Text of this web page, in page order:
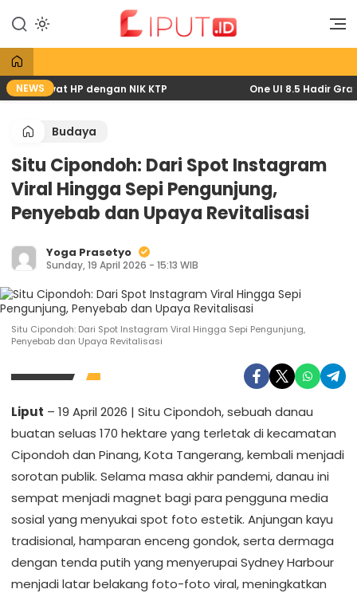
konten
Liput
Liputan Digital
NEWS
lewat HP dengan NIK KTP One UI 8.5 Hadir
Budaya
Situ Cipondoh: Dari Spot Instagram
Viral Hingga Sepi Pengunjung,
Penyebab dan Upaya Revitalisasi
Yoga Prasetyo
Sunday, 19 April 2026 - 15:13 WIB
Situ Cipondoh: Dari Spot Instagram Viral Hingga Sepi Pengunjung,
Penyebab dan Upaya Revitalisasi
Liput – 19 April 2026 | Situ Cipondoh, sebuah danau
buatan seluas 170 hektare yang terletak di kecamatan
Cipondoh dan Pinang, Kota Tangerang, kembali menjadi
sorotan publik. Selama masa akhir pandemi, danau ini
sempat menjadi magnet bagi para pengguna media
sosial yang menyukai spot foto estetik. Anjungan kayu
tradisional, hamparan enceng gondok, serta dermaga
dengan tenda putih yang menyerupai Sydney Harbour
menjadi latar belakang foto-foto viral, meningkatkan